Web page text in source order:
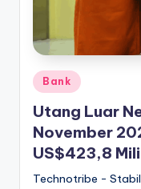
Posted
in
Bank
Utang Luar
November
US$423,8
Technotribe -